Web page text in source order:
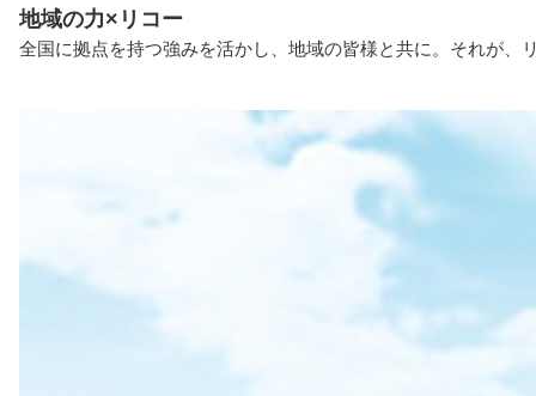
地域の力×リコー
全国に拠点を持つ強みを活かし、地域の皆様と共に。それが、